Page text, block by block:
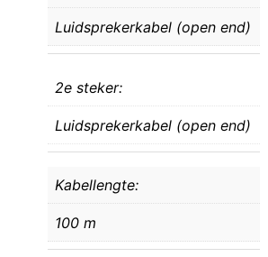
Luidsprekerkabel (open end)
2e steker:
Luidsprekerkabel (open end)
Kabellengte:
100 m